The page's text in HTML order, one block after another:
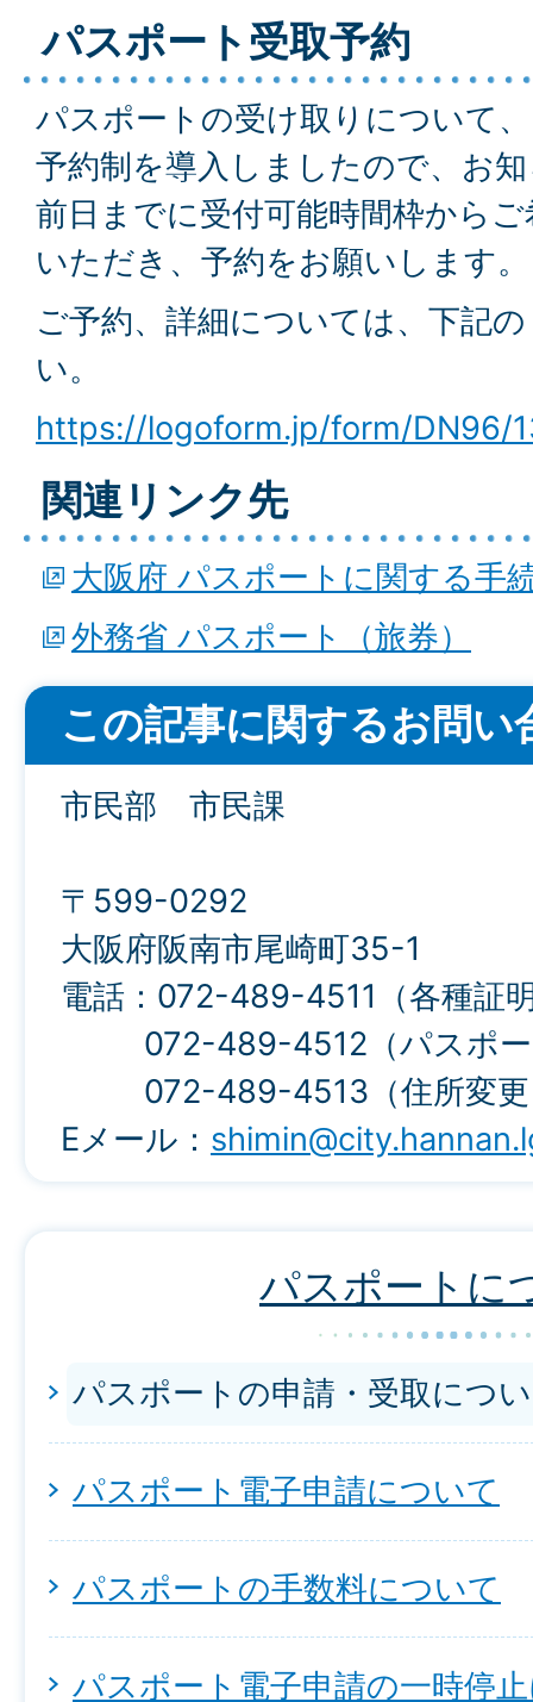
パスポート受取予約
パスポートの受け取りについて
予約制を導入しましたので、お
前日までに受付可能時間枠から
いただき、予約をお願いします。
ご予約、詳細については、下記
い。
https://logoform.jp/form/DN96/
関連リンク先
大阪府 パスポートに関する手
外務省 パスポート（旅券）
この記事に関するお問い
市民部 市民課
〒599-0292
大阪府阪南市尾崎町35-1
電話：072-489-4511（各種証
072-489-4512（パスポー
072-489-4513（住所変更
Eメール：
パスポートに
パスポートの申請・受取につ
パスポート電子申請について
パスポートの手数料について
パスポート電子申請の一時停